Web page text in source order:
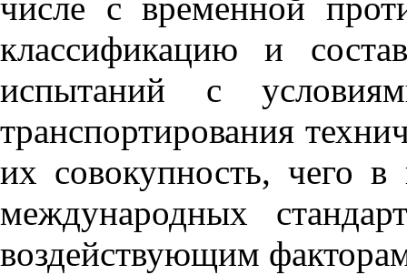
числе с временной
классификацию и
испытаний с
транспортирования
их совокупность, чего
международных
воздействующим